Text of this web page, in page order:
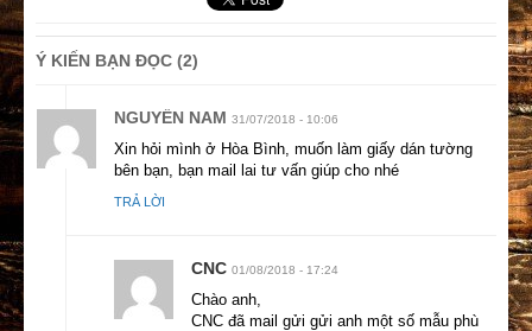
Ý KIẾN BẠN ĐỌC (2)
NGUYỄN NAM 31/07/2018 - 10:06
Xin hỏi mình ở Hòa Bình, muốn làm giấy dán tường
bên bạn, bạn mail lai tư vấn giúp cho nhé
TRẢ LỜI
CNC 01/08/2018 - 17:24
Chào anh,
CNC đã mail gửi gửi anh một số mẫu phù